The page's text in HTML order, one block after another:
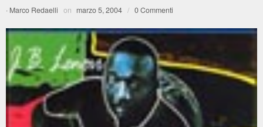
· Marco Redaelli on marzo 5, 2004 / 0 Commenti